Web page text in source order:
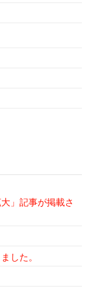
」記事が掲載さ
した。